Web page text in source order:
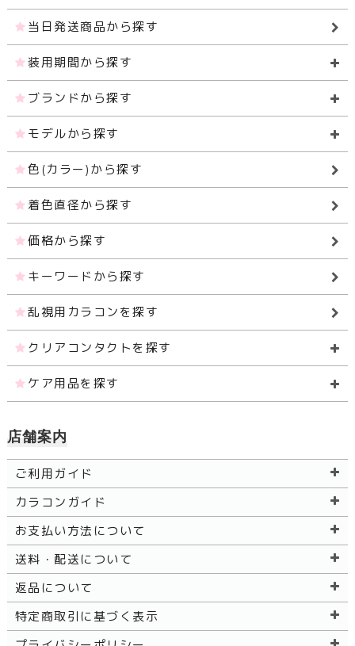
当日発送商品から探す
装用期間から探す
ブランドから探す
モデルから探す
色(カラー)から探す
着色直径から探す
価格から探す
キーワードから探す
乱視用カラコンを探す
クリアコンタクトを探す
ケア用品を探す
店舗案内
ご利用ガイド
カラコンガイド
お支払い方法について
送料・配送について
返品について
特定商取引に基づく表示